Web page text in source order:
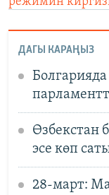
ДАГЫ КАРАҢЫЗ
Өзбекстан
эсе көп
28-март: